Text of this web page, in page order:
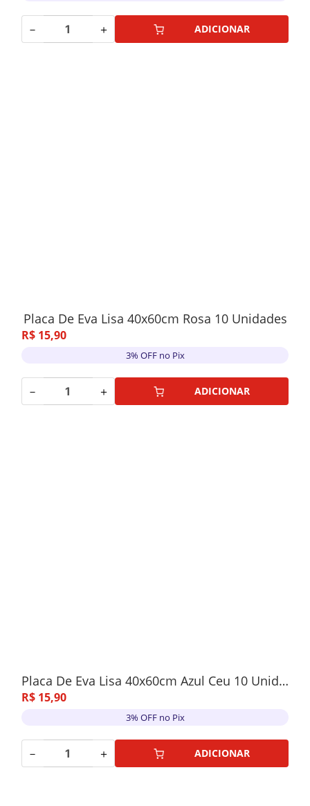
－ ＋ ADICIONAR
Placa De Eva Lisa 40x60cm Rosa 10 Unidades
R$ 15,90
3% OFF no Pix
－ ＋ ADICIONAR
Placa De Eva Lisa 40x60cm Azul Ceu 10 Unidades
R$ 15,90
3% OFF no Pix
－ ＋ ADICIONAR